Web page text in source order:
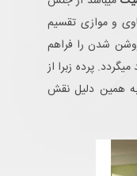
و موازی تقسیم
شدن را فراهم
پرده زبرا از
به همین دلیل نقش